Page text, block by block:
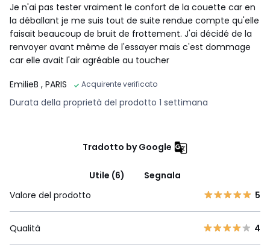
Je n'ai pas tester vraiment le confort de la couette car en
la déballant je me suis tout de suite rendue compte qu'elle
faisait beaucoup de bruit de frottement. J'ai décidé de la
renvoyer avant même de l'essayer mais c'est dommage
car elle avait l'air agréable au toucher
EmilieB , PARIS Acquirente verificato
Durata della proprietà del prodotto 1 settimana
Tradotto by Google
Utile (6)
Segnala
Valore del prodotto
5
Qualità 4